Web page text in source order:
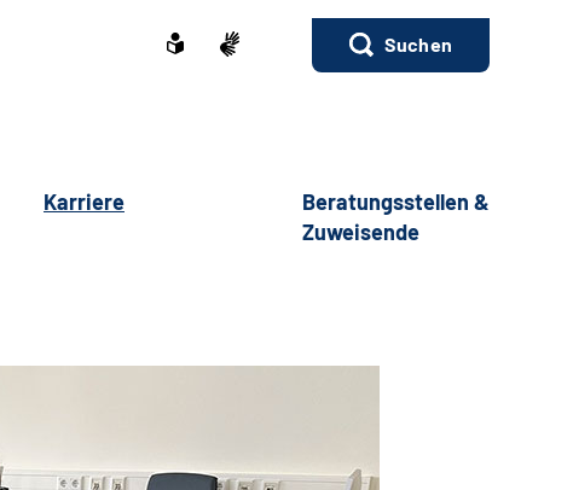
Suchen
Karriere
Beratungsstellen &
Zuweisende